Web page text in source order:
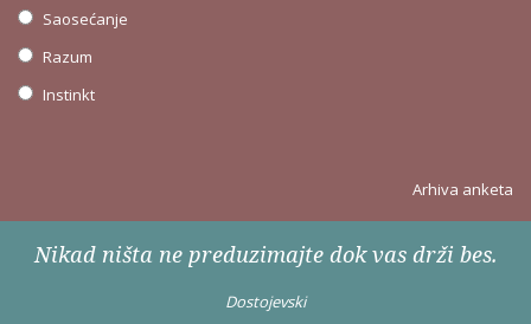
Saosećanje
Razum
Instinkt
Arhiva anketa
Nikad ništa ne preduzimajte dok vas drži bes.
Dostojevski